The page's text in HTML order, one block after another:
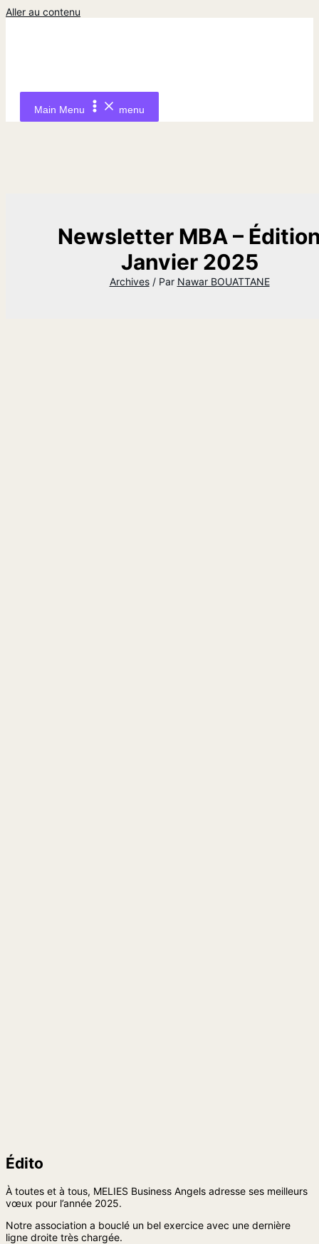
Aller au contenu
Main Menu menu
Newsletter MBA –
Janvier 2025
Archives/ Par Nawar BOUATTANE
Édito
À toutes et à tous, MELIES Business Angels adresse ses meilleurs
vœux pour l’année 2025.
Notre association a bouclé un bel exercice avec une dernière
ligne droite très chargée.